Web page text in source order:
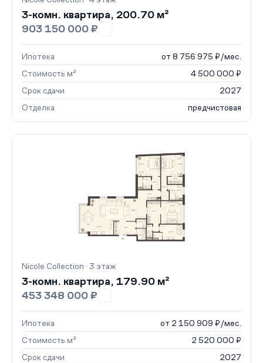
3-комн. квартира, 200.70 м²
903 150 000 ₽
Ипотека
от 8 756 975 ₽/мес.
Стоимость м²
4 500 000 ₽
Срок сдачи
2027
Отделка
предчистовая
Nicole Collection · 3 этаж
3-комн. квартира, 179.90 м²
453 348 000 ₽
Ипотека
от 2 150 909 ₽/мес.
Стоимость м²
2 520 000 ₽
Срок сдачи
2027